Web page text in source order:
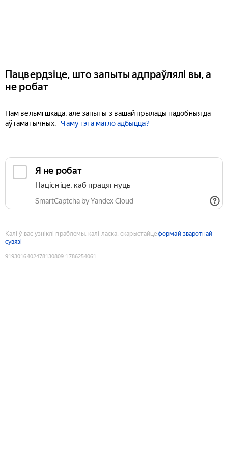
Пацвердзіце, што запыты адпраўлялі вы, а
не робат
Нам вельмі шкада, але запыты з вашай прылады падобныя да
аўтаматычных.
Чаму гэта магло адбыцца?
Я не робат
Націсніце, каб працягнуць
SmartCaptcha by Yandex Cloud
Калі ў вас узніклі праблемы, калі ласка, скарыстайцеформай зваротнай
сувязі
9193016402478130809:1786254061